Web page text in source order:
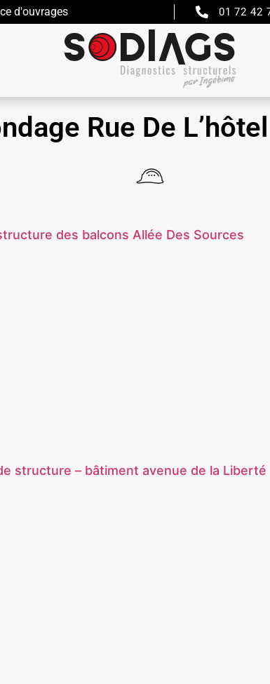
d'ouvrages 01 72 42
Rue De
des balcons Allée Des Sources
structure – bâtiment avenue de la Liberté